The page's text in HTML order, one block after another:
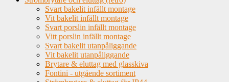
Svart bakelit infällt montage
Vit bakelit infällt montage
Svart porslin infällt montage
Vitt porslin infällt montage
Svart bakelit utanpåliggande
Vit bakelit utanpåliggande
Brytare & eluttag med glasskiva
Fontini - utgående sortiment